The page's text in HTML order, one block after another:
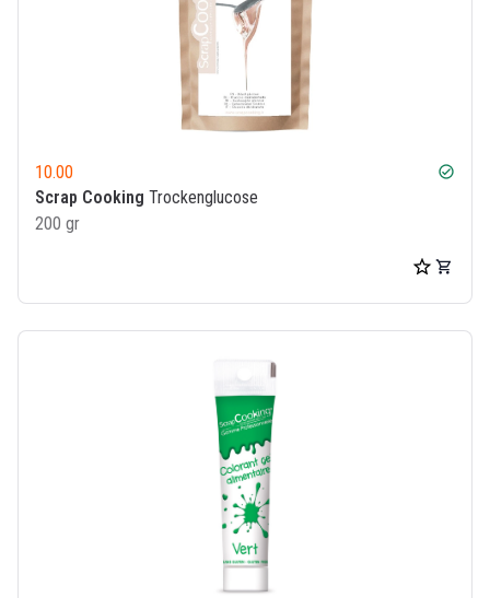
10.00 check_circle
Scrap Cooking Trockenglucose
200 gr